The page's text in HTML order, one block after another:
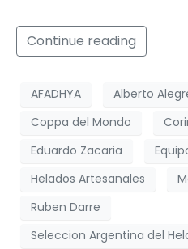
Continue reading
AFADHYA Alberto
Coppa del Mondo
Eduardo Zacaria
Helados Artesanales
Ruben Darre
Seleccion Argentina del